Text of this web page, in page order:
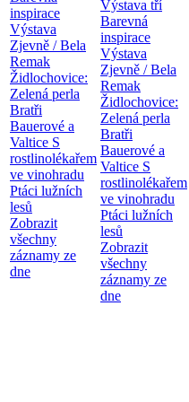
inspirace
Výstava
Zjevně / Bela
Remak
Židlochovice:
Zelená perla
Bratři
Bauerové a
Valtice S
rostlinolékařem
ve vinohradu
Ptáci lužních
lesů
Zobrazit
všechny
záznamy ze
dne
Výstava tří
Barevná
inspirace
Výstava
Zjevně / Bela
Remak
Židlochovice:
Zelená perla
Bratři
Bauerové a
Valtice S
rostlinolékařem
ve vinohradu
Ptáci lužních
lesů
Zobrazit
všechny
záznamy ze
dne